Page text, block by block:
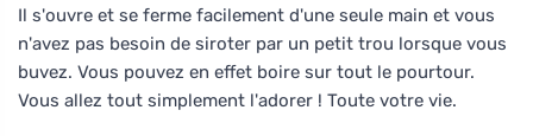
Il s'ouvre et se ferme facilement d'une seule main et vous
n'avez pas besoin de siroter par un petit trou lorsque vous
buvez. Vous pouvez en effet boire sur tout le pourtour.
Vous allez tout simplement l'adorer ! Toute votre vie.